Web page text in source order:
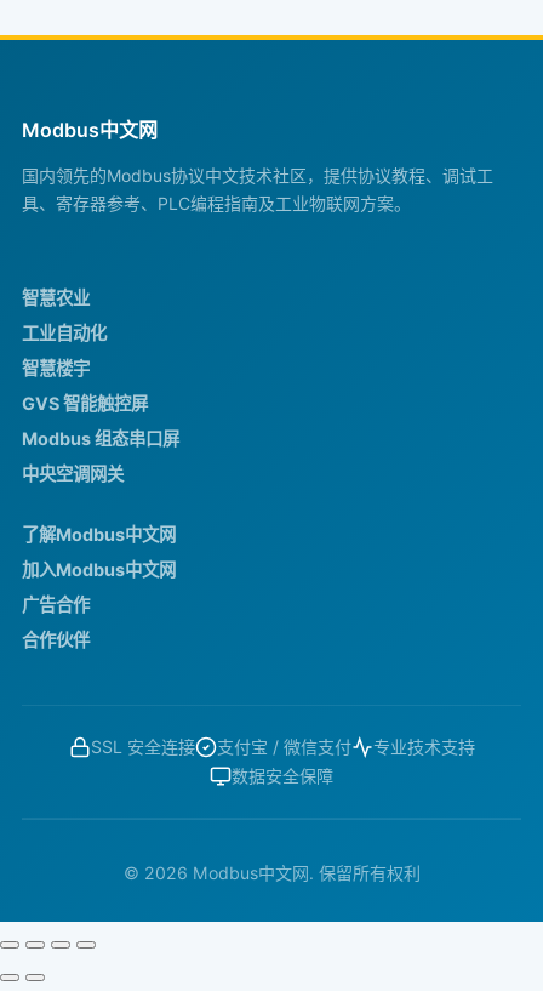
Modbus中文网
国内领先的Modbus协议中文技术社区，提供协议教程、调试工
具、寄存器参考、PLC编程指南及工业物联网方案。
智慧农业
工业自动化
智慧楼宇
GVS 智能触控屏
Modbus 组态串口屏
中央空调网关
了解Modbus中文网
加入Modbus中文网
广告合作
合作伙伴
SSL 安全连接 支付宝 / 微信支付
专业技术支持
数据安全保障
© 2026 Modbus中文网. 保留所有权利